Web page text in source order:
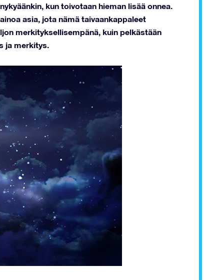
kun toivotaan hieman lisää onnea.
asia, jota nämä taivaankappaleet
merkityksellisempänä, kuin pelkästään
ja merkitys.